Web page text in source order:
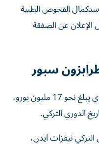
الفحوص الطبية
الإعلان عن الصفقة
سبور
يحصل محمد صلاح على راتب سنوي يبلغ نحو 17 مليون يورو،
الدوري التركي.
نيفزات آيدن،